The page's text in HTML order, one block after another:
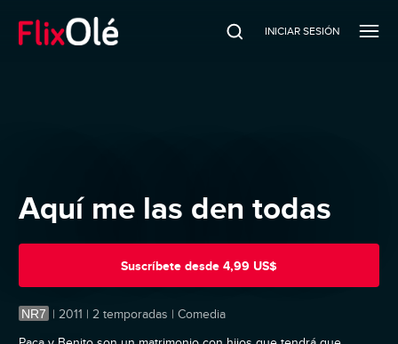
INICIAR SESIÓN
Aquí me las den todas
Suscríbete desde 4,99 US$
NR7 | 2011 | 2 temporadas | Comedia